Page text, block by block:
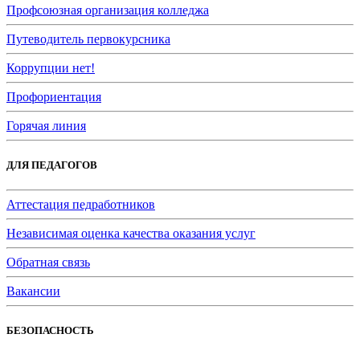
Профсоюзная организация колледжа
Путеводитель первокурсника
Коррупции нет!
Профориентация
Горячая линия
ДЛЯ ПЕДАГОГОВ
Аттестация педработников
Независимая оценка качества оказания услуг
Обратная связь
Вакансии
БЕЗОПАСНОСТЬ